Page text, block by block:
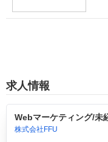
求人情報
Webマーケティング/未
株式会社FFU